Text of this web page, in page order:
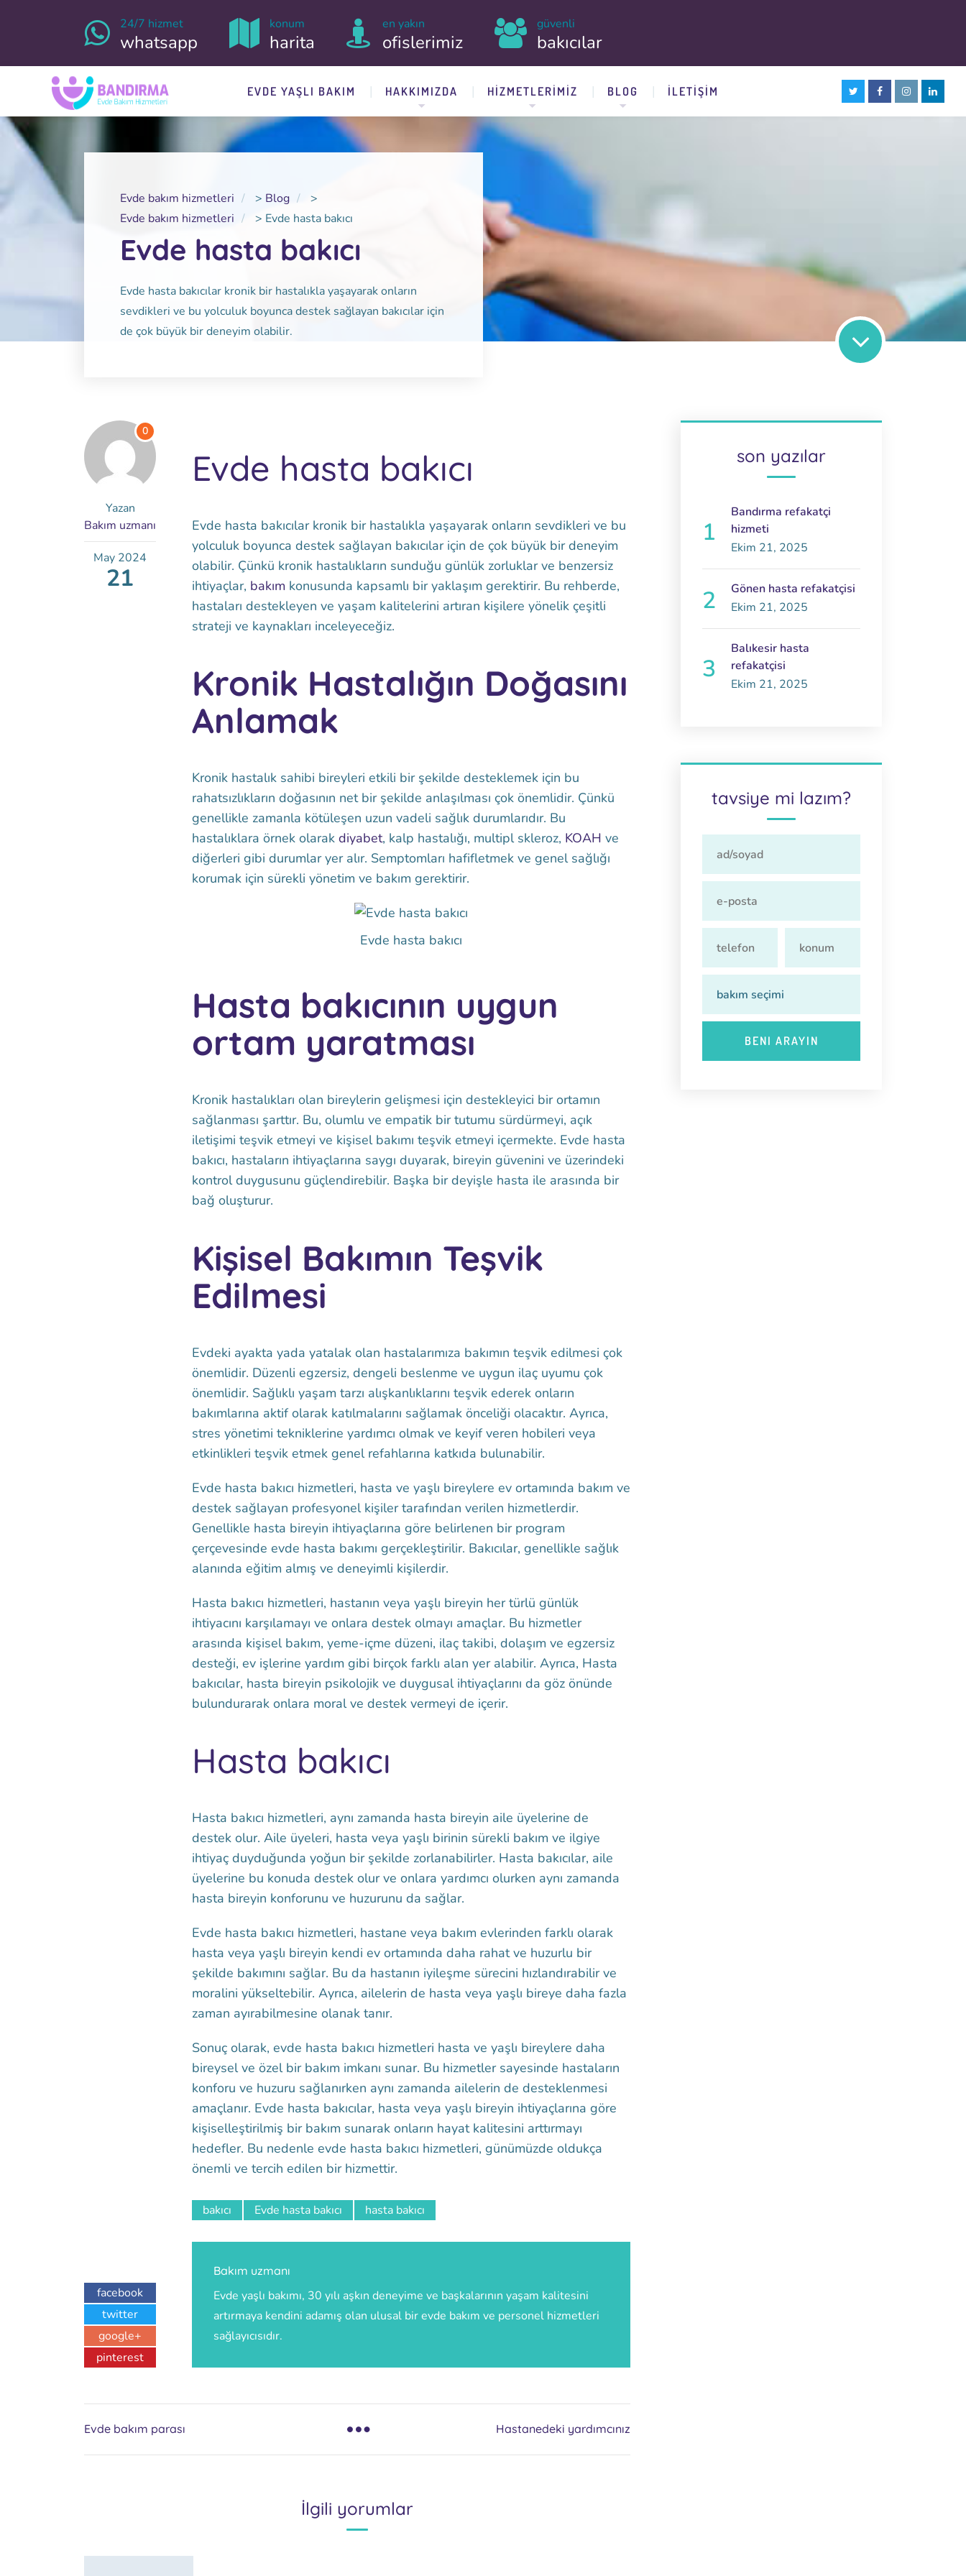
24/7 hizmet
whatsapp
konum
harita
en yakın
ofislerimiz
güvenli
bakıcılar
EVDE YAŞLI BAKIM HAKKIMIZDA HIZMETLERIMIZ BLOG İLETIŞIM
Evde bakım hizmetleri > Blog
>
Evde bakım hizmetleri
> Evde hasta bakıcı
Evde hasta bakıcı
Evde hasta bakıcılar kronik bir hastalıkla yaşayarak onların
sevdikleri ve bu yolculuk boyunca destek sağlayan bakıcılar için
de çok büyük bir deneyim olabilir.
0
Yazan
Bakım uzmanı
May 2024
21
facebook
twitter
google+
pinterest
Evde hasta bakıcı
Evde hasta bakıcılar kronik bir hastalıkla yaşayarak onların sevdikleri ve bu
yolculuk boyunca destek sağlayan bakıcılar için de çok büyük bir deneyim
olabilir. Çünkü kronik hastalıkların sunduğu günlük zorluklar ve benzersiz
ihtiyaçlar, bakım konusunda kapsamlı bir yaklaşım gerektirir. Bu rehberde,
hastaları destekleyen ve yaşam kalitelerini artıran kişilere yönelik çeşitli
strateji ve kaynakları inceleyeceğiz.
Kronik Hastalığın Doğasını
Anlamak
Kronik hastalık sahibi bireyleri etkili bir şekilde desteklemek için bu
rahatsızlıkların doğasının net bir şekilde anlaşılması çok önemlidir. Çünkü
genellikle zamanla kötüleşen uzun vadeli sağlık durumlarıdır. Bu
hastalıklara örnek olarak diyabet, kalp hastalığı, multipl skleroz, KOAH ve
diğerleri gibi durumlar yer alır. Semptomları hafifletmek ve genel sağlığı
korumak için sürekli yönetim ve bakım gerektirir.
Evde hasta bakıcı
Hasta bakıcının uygun
ortam yaratması
Kronik hastalıkları olan bireylerin gelişmesi için destekleyici bir ortamın
sağlanması şarttır. Bu, olumlu ve empatik bir tutumu sürdürmeyi, açık
iletişimi teşvik etmeyi ve kişisel bakımı teşvik etmeyi içermekte. Evde hasta
bakıcı, hastaların ihtiyaçlarına saygı duyarak, bireyin güvenini ve üzerindeki
kontrol duygusunu güçlendirebilir. Başka bir deyişle hasta ile arasında bir
bağ oluşturur.
Kişisel Bakımın Teşvik
Edilmesi
Evdeki ayakta yada yatalak olan hastalarımıza bakımın teşvik edilmesi çok
önemlidir. Düzenli egzersiz, dengeli beslenme ve uygun ilaç uyumu çok
önemlidir. Sağlıklı yaşam tarzı alışkanlıklarını teşvik ederek onların
bakımlarına aktif olarak katılmalarını sağlamak önceliği olacaktır. Ayrıca,
stres yönetimi tekniklerine yardımcı olmak ve keyif veren hobileri veya
etkinlikleri teşvik etmek genel refahlarına katkıda bulunabilir.
Evde hasta bakıcı hizmetleri, hasta ve yaşlı bireylere ev ortamında bakım ve
destek sağlayan profesyonel kişiler tarafından verilen hizmetlerdir.
Genellikle hasta bireyin ihtiyaçlarına göre belirlenen bir program
çerçevesinde evde hasta bakımı gerçekleştirilir. Bakıcılar, genellikle sağlık
alanında eğitim almış ve deneyimli kişilerdir.
Hasta bakıcı hizmetleri, hastanın veya yaşlı bireyin her türlü günlük
ihtiyacını karşılamayı ve onlara destek olmayı amaçlar. Bu hizmetler
arasında kişisel bakım, yeme-içme düzeni, ilaç takibi, dolaşım ve egzersiz
desteği, ev işlerine yardım gibi birçok farklı alan yer alabilir. Ayrıca, Hasta
bakıcılar, hasta bireyin psikolojik ve duygusal ihtiyaçlarını da göz önünde
bulundurarak onlara moral ve destek vermeyi de içerir.
Hasta bakıcı
Hasta bakıcı hizmetleri, aynı zamanda hasta bireyin aile üyelerine de
destek olur. Aile üyeleri, hasta veya yaşlı birinin sürekli bakım ve ilgiye
ihtiyaç duyduğunda yoğun bir şekilde zorlanabilirler. Hasta bakıcılar, aile
üyelerine bu konuda destek olur ve onlara yardımcı olurken aynı zamanda
hasta bireyin konforunu ve huzurunu da sağlar.
Evde hasta bakıcı hizmetleri, hastane veya bakım evlerinden farklı olarak
hasta veya yaşlı bireyin kendi ev ortamında daha rahat ve huzurlu bir
şekilde bakımını sağlar. Bu da hastanın iyileşme sürecini hızlandırabilir ve
moralini yükseltebilir. Ayrıca, ailelerin de hasta veya yaşlı bireye daha fazla
zaman ayırabilmesine olanak tanır.
Sonuç olarak, evde hasta bakıcı hizmetleri hasta ve yaşlı bireylere daha
bireysel ve özel bir bakım imkanı sunar. Bu hizmetler sayesinde hastaların
konforu ve huzuru sağlanırken aynı zamanda ailelerin de desteklenmesi
amaçlanır. Evde hasta bakıcılar, hasta veya yaşlı bireyin ihtiyaçlarına göre
kişiselleştirilmiş bir bakım sunarak onların hayat kalitesini arttırmayı
hedefler. Bu nedenle evde hasta bakıcı hizmetleri, günümüzde oldukça
önemli ve tercih edilen bir hizmettir.
bakıcı Evde hasta bakıcı hasta bakıcı
Bakım uzmanı
Evde yaşlı bakımı, 30 yılı aşkın deneyime ve başkalarının yaşam kalitesini
artırmaya kendini adamış olan ulusal bir evde bakım ve personel hizmetleri
sağlayıcısıdır.
Evde bakım parası Hastanedeki yardımcınız
İlgili yorumlar
son yazılar
Bandırma refakatçi
hizmeti
Ekim 21, 2025
Gönen hasta refakatçisi
Ekim 21, 2025
Balıkesir hasta
refakatçisi
Ekim 21, 2025
tavsiye mi lazım?